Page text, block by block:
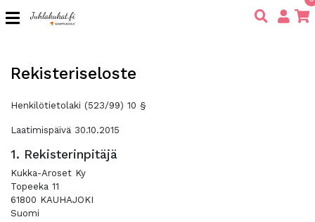
Rekisteriseloste
Henkilötietolaki (523/99) 10 §
Laatimispäivä 30.10.2015
1. Rekisterinpitäjä
Kukka-Aroset Ky
Topeeka 11
61800 KAUHAJOKI
Suomi